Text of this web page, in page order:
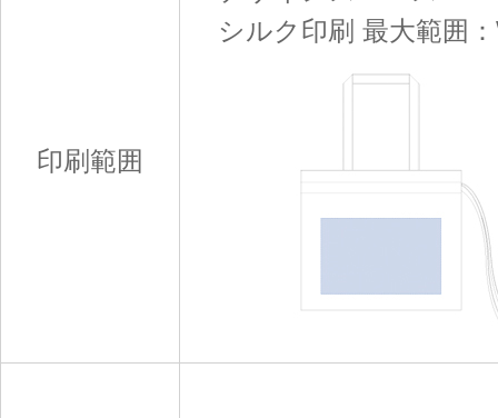
印刷範囲
シルク印刷 最大範囲